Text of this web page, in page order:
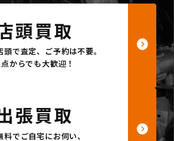
頭買取
頭で査定、ご予約は不要。
からでも大歓迎！
張買取
料でご自宅にお伺い、